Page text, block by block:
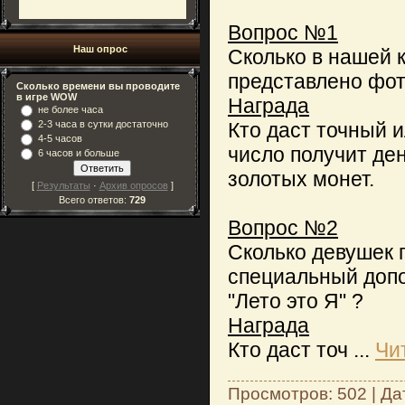
Наш опрос
Сколько времени вы проводите
в игре WOW
не более часа
2-3 часа в сутки достаточно
4-5 часов
6 часов и больше
[ Результаты · Архив опросов ]
Всего ответов: 729
Вопрос №1
Сколько в нашей
представлено
Награда
Кто даст точный
число получит
золотых монет.
Вопрос №2
Сколько девушек
специальный
"Лето это Я" ?
Награда
Кто даст точ ...
Просмотров: 502 |